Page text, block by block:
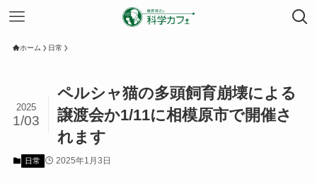
ホーム 日常
ペルシャ猫の多頭飼育崩壊による
譲渡会か1/11に相模原市で開催さ
れます
2025
1/03
日常 2025年1月3日